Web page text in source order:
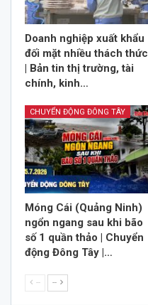
Doanh nghiệp xuất khẩu
đối mặt nhiều thách thức
| Bản tin thị trường, tài
chính, kinh…
CHUYỂN ĐỘNG ĐÔNG TÂY
Móng Cái (Quảng Ninh)
ngổn ngang sau khi bão
số 1 quần thảo | Chuyển
động Đông Tây |…
-- --